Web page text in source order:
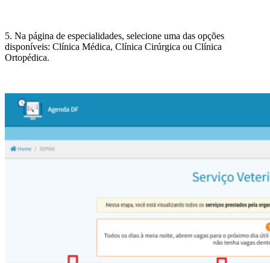
5. Na página de especialidades, selecione uma das opções
disponíveis: Clínica Médica, Clínica Cirúrgica ou Clínica
Ortopédica.